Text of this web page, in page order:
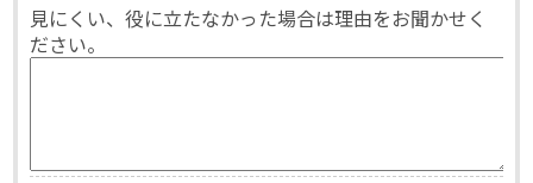
見にくい、役に立たなかった場合は理由をお聞かせく
ださい。